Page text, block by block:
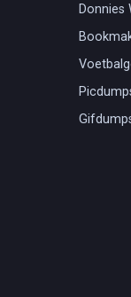
Donnies